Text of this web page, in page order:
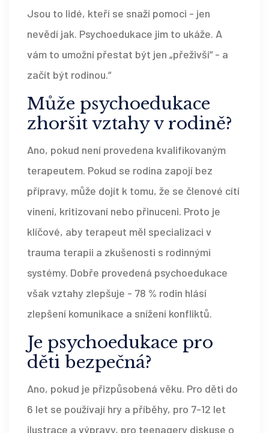
Jsou to lidé, kteří se snaží pomoci - jen
nevědí jak. Psychoedukace jim to ukáže. A
vám to umožní přestat být jen „přeživší“ - a
začít být rodinou.“
Může psychoedukace
zhoršit vztahy v rodině?
Ano, pokud není provedena kvalifikovaným
terapeutem. Pokud se rodina zapojí bez
přípravy, může dojít k tomu, že se členové cítí
vinení, kritizovaní nebo přinuceni. Proto je
klíčové, aby terapeut měl specializaci v
trauma terapii a zkušenosti s rodinnými
systémy. Dobře provedená psychoedukace
však vztahy zlepšuje - 78 % rodin hlásí
zlepšení komunikace a snížení konfliktů.
Je psychoedukace pro
děti bezpečná?
Ano, pokud je přizpůsobená věku. Pro děti do
6 let se používají hry a příběhy, pro 7-12 let
ilustrace a výpravy, pro teenagery diskuse o